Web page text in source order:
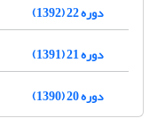
دوره 22 (1392)
دوره 21 (1391)
دوره 20 (1390)